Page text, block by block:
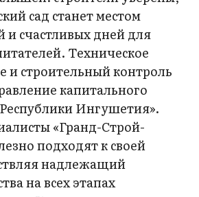
сад станет местом
счастливых дней для
Техническое
и строительный контроль
капитального
Республики Ингушетия».
«Гранд-Строй-
подходят к своей
надлежащий
на всех этапах